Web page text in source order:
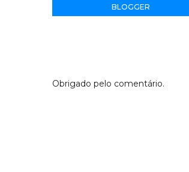
BLOGGER
Obrigado pelo comentário.